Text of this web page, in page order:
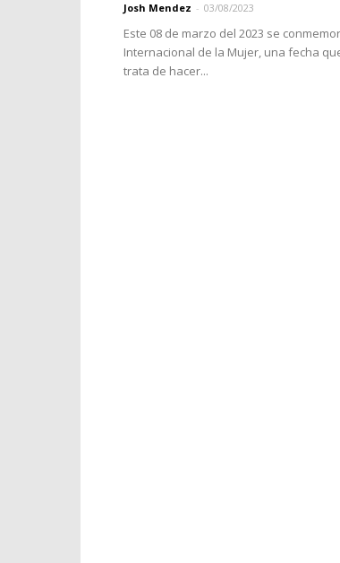
Josh Mendez - 03/08/2023
Este 08 de marzo del 2023 se
Internacional de la Mujer, una fecha
trata de hacer...